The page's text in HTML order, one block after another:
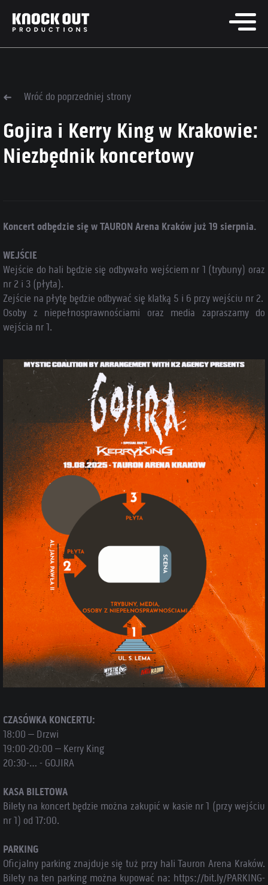
Wróć do poprzedniej strony
Gojira i Kerry King w Krakowie:
Niezbędnik koncertowy
Koncert odbędzie się w TAURON Arena Kraków już 19 sierpnia.
WEJŚCIE
Wejście do hali będzie się odbywało wejściem nr 1 (trybuny) oraz
nr 2 i 3 (płyta).
Zejście na płytę będzie odbywać się klatką 5 i 6 przy wejściu nr 2.
Osoby z niepełnosprawnościami oraz media zapraszamy do
wejścia nr 1.
CZASÓWKA KONCERTU:
18:00 – Drzwi
19:00-20:00 – Kerry King
20:30-… - GOJIRA
KASA BILETOWA
Bilety na koncert będzie można zakupić w kasie nr 1 (przy wejściu
nr 1) od 17:00.
PARKING
Oficjalny parking znajduje się tuż przy hali Tauron Arena Kraków.
Bilety na ten parking można kupować na: https://bit.ly/PARKING-